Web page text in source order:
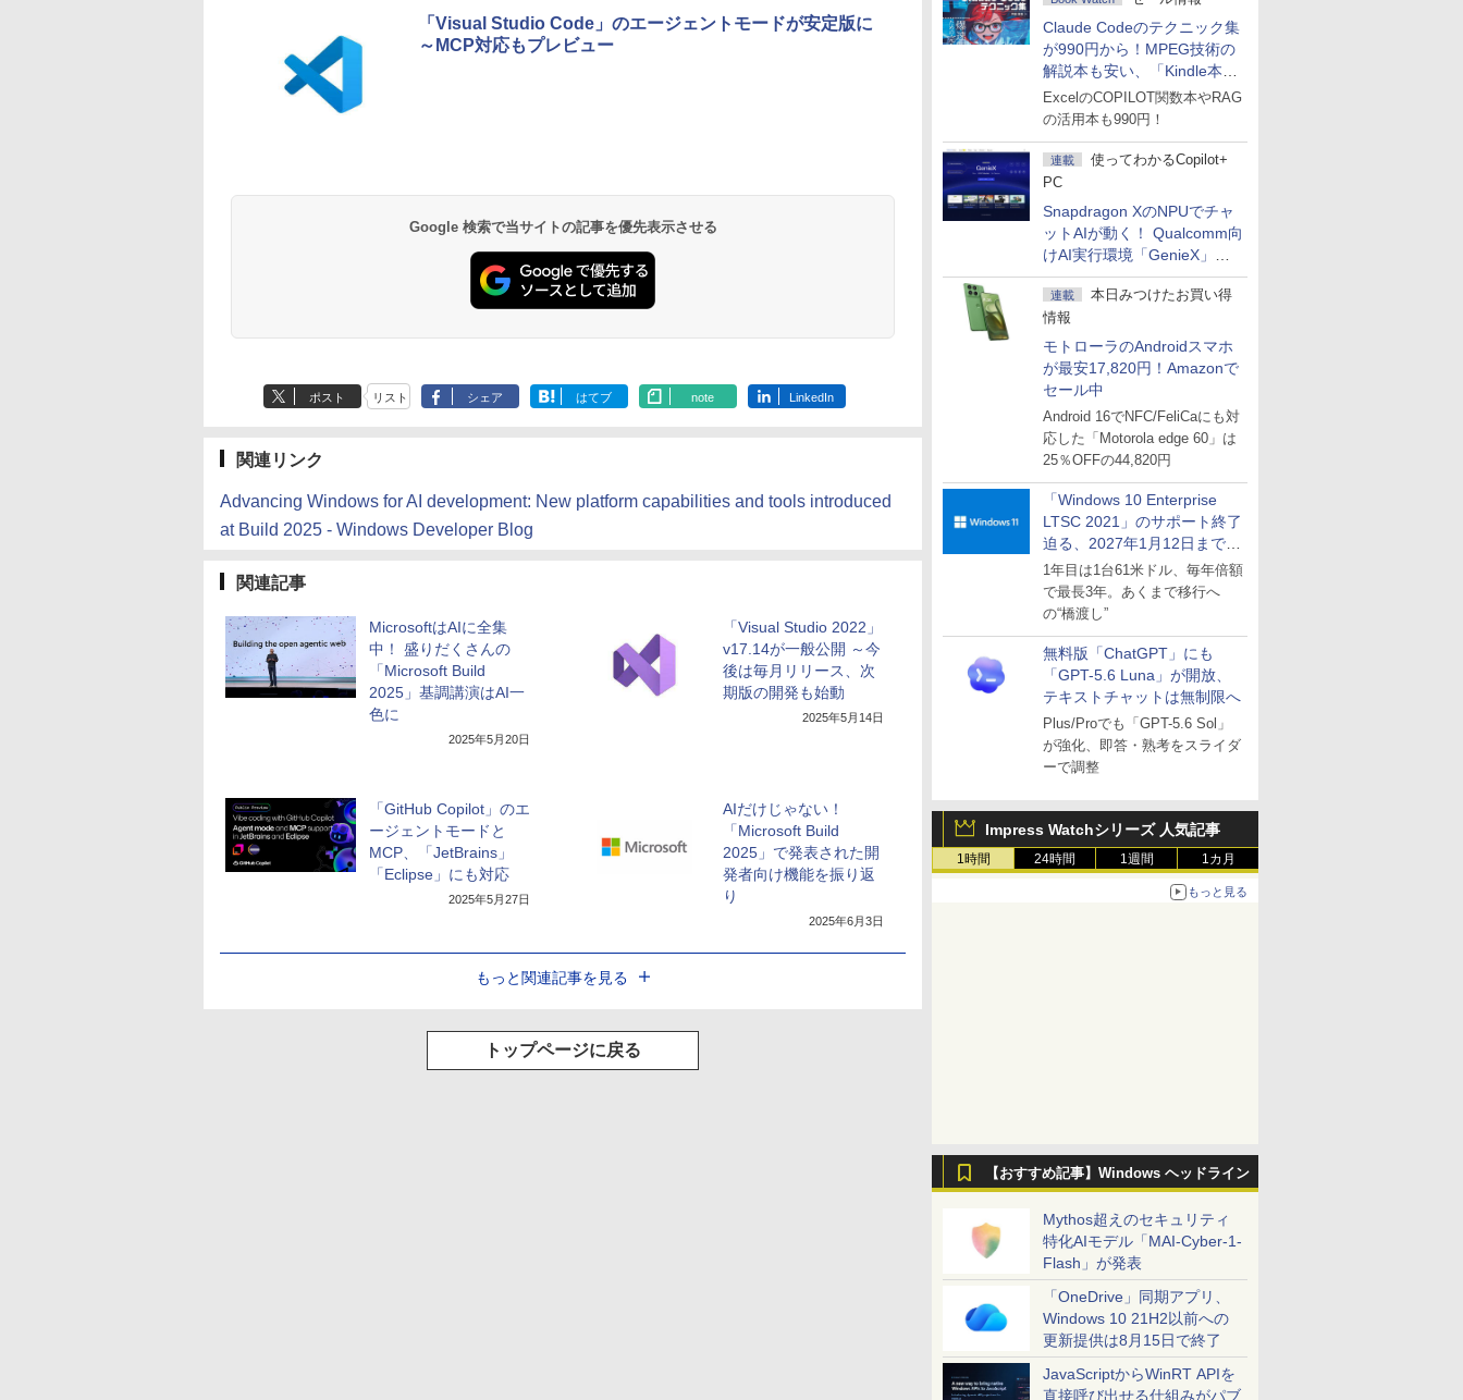
Claude Codeのテクニック集
が990円から！MPEG技術の
解説本も安い、「Kindle本サ
マーセール」第2弾開始！
ExcelのCOPILOT関数本やRAG
の活用本も990円！
連載
使ってわかるCopilot+
PC
Snapdragon XのNPUでチャ
ットAIが動く！ Qualcomm向
けAI実行環境「GenieX」を
試してみた
連載
本日みつけたお買い得
情報
モトローラのAndroidスマホ
が最安17,820円！Amazonで
セール中
Android 16でNFC/FeliCaにも対
応した「Motorola edge 60」は
25％OFFの44,820円
「Windows 10 Enterprise
LTSC 2021」のサポート終了
迫る、2027年1月12日まで
～ESUは9月1日から販売
1年目は1台61米ドル、毎年倍額
で最長3年。あくまで移行へ
の“橋渡し”
無料版「ChatGPT」にも
「GPT-5.6 Luna」が開放、
テキストチャットは無制限へ
Plus/Proでも「GPT-5.6 Sol」
が強化、即答・熟考をスライダ
ーで調整
Impress Watchシリーズ 人気記事
1時間 24時間 1週間 1カ月
もっと見る
【おすすめ記事】Windows ヘッドライン
Mythos超えのセキュリティ
特化AIモデル「MAI-Cyber-1-
Flash」が発表
「OneDrive」同期アプリ、
Windows 10 21H2以前への
更新提供は8月15日で終了
JavaScriptからWinRT APIを
直接呼び出せる仕組みがパブ
「Visual Studio Code」のエージェントモードが安定版に
～MCP対応もプレビュー
Google 検索で当サイトの記事を優先表示させる
ポスト リスト シェア はてブ note LinkedIn
関連リンク
Advancing Windows for AI development: New platform capabilities and tools introduced
at Build 2025 - Windows Developer Blog
関連記事
MicrosoftはAIに全集
中！ 盛りだくさんの
「Microsoft Build
2025」基調講演はAI一
色に
2025年5月20日
「Visual Studio 2022」
v17.14が一般公開 ～今
後は毎月リリース、次
期版の開発も始動
2025年5月14日
「GitHub Copilot」のエ
ージェントモードと
MCP、「JetBrains」
「Eclipse」にも対応
2025年5月27日
AIだけじゃない！
「Microsoft Build
2025」で発表された開
発者向け機能を振り返
り
2025年6月3日
もっと関連記事を見る
トップページに戻る